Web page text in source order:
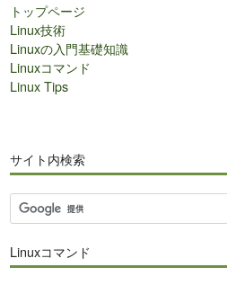
トップページ
Linux技術
Linuxの入門基礎知識
Linuxコマンド
Linux Tips
サイト内検索
サ
イ
内
Linuxコマンド